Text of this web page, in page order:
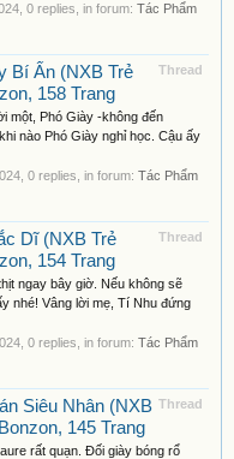
, 0 replies, in forum: Tác Phẩm
Thread
Bí Ẩn (NXB Trẻ
158 Trang
một, Phó Giày -không đến
nào Phó Giày nghỉ học. Cậu ấy
, 0 replies, in forum: Tác Phẩm
Thread
Dĩ (NXB Trẻ
154 Trang
ngay bây giờ. Nếu không sẽ
nhé! Vâng lời mẹ, Tí Nhu đứng
, 0 replies, in forum: Tác Phẩm
Thread
Siêu Nhân (NXB
145 Trang
rất quạn. Đối giày bóng rổ